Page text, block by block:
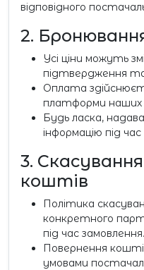
відповідного
2.
Усі ціни можуть
підтвердження
Оплата
платформи наших
Будь ласка,
інформацію під
3.
коштів
Політика
конкретного
під час замовлення.
Повернення
умовами